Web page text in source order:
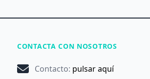
CONTACTA CON NOSOTROS
Contacto: pulsar aquí